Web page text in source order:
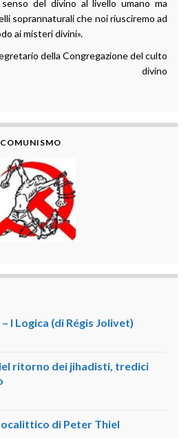
del divino al livello umano ma
soprannaturali che noi riusciremo ad
ai misteri divini».
della Congregazione del culto
divino
I Logica (di Régis Jolivet)
ritorno dei jihadisti, tredici
di Peter Thiel